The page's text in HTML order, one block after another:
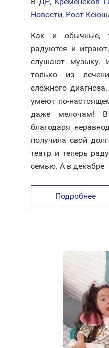
Новости, Роот
Как и обычные,
радуются и
слушают музыку.
только из
сложного
умеют по-
даже мелочам! В
благодаря
получила свой
театр и теперь
семью. А в декабре
Подробнее